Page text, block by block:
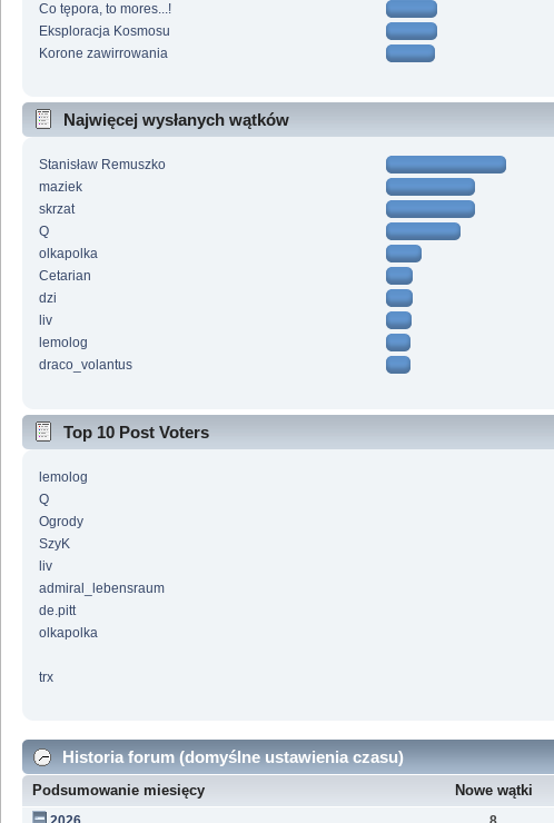
Co tępora, to mores...!
Eksploracja Kosmosu
Korone zawirrowania
Najwięcej wysłanych wątków
Stanisław Remuszko
maziek
skrzat
Q
olkapolka
Cetarian
dzi
liv
lemolog
draco_volantus
Top 10 Post Voters
lemolog
Q
Ogrody
SzyK
liv
admiral_lebensraum
de.pitt
olkapolka
trx
Historia forum (domyślne ustawienia czasu)
Podsumowanie miesięcy Nowe wątki